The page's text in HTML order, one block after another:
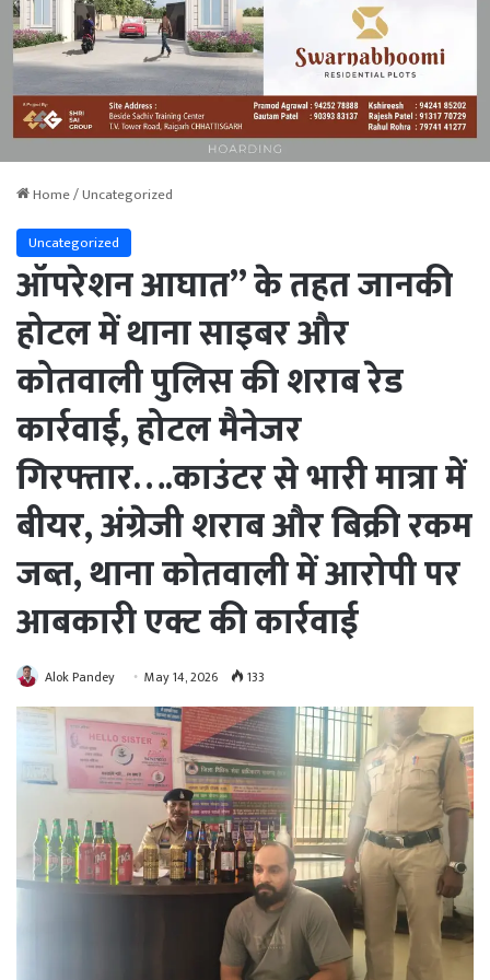
Home/Uncategorized
Uncategorized
ऑपरेशन आघात” के तहत जानकी
होटल में थाना साइबर और
कोतवाली पुलिस की शराब रेड
कार्रवाई, होटल मैनेजर
गिरफ्तार….काउंटर से भारी मात्रा में
बीयर, अंग्रेजी शराब और बिक्री रकम
जब्त, थाना कोतवाली में आरोपी पर
आबकारी एक्ट की कार्रवाई
Alok Pandey May 14, 2026 133